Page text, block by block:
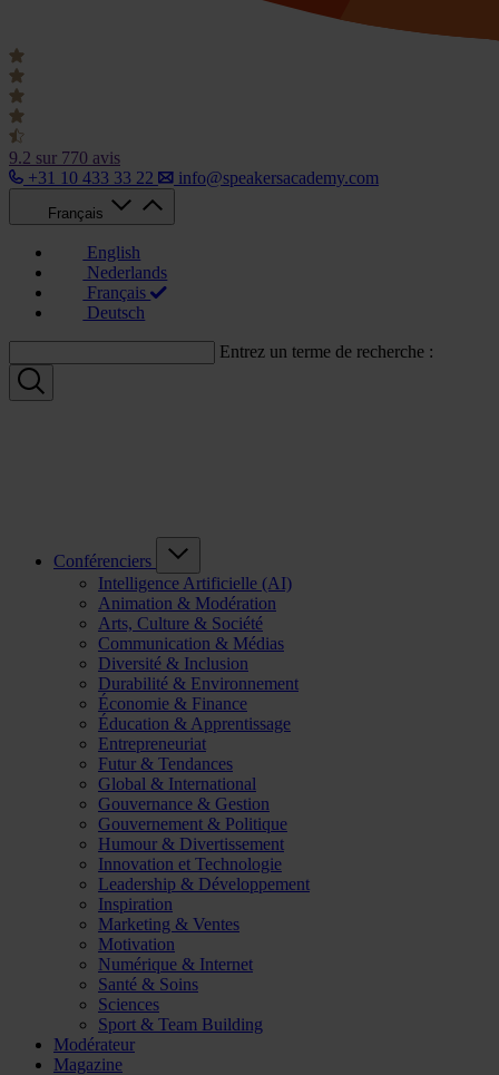
9.2 sur 770 avis
+31 10 433 33 22
info@speakersacademy.com
Français
English
Nederlands
Français
Deutsch
Entrez un terme de recherche :
Conférenciers
Intelligence Artificielle (AI)
Animation & Modération
Arts, Culture & Société
Communication & Médias
Diversité & Inclusion
Durabilité & Environnement
Économie & Finance
Éducation & Apprentissage
Entrepreneuriat
Futur & Tendances
Global & International
Gouvernance & Gestion
Gouvernement & Politique
Humour & Divertissement
Innovation et Technologie
Leadership & Développement
Inspiration
Marketing & Ventes
Motivation
Numérique & Internet
Santé & Soins
Sciences
Sport & Team Building
Modérateur
Magazine